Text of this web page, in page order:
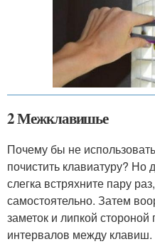
2 Межклавишье
Почему бы не
почистить клавиатуру? Но
слегка встряхните пару
самостоятельно. Затем
заметок и липкой
интервалов между клавиш.